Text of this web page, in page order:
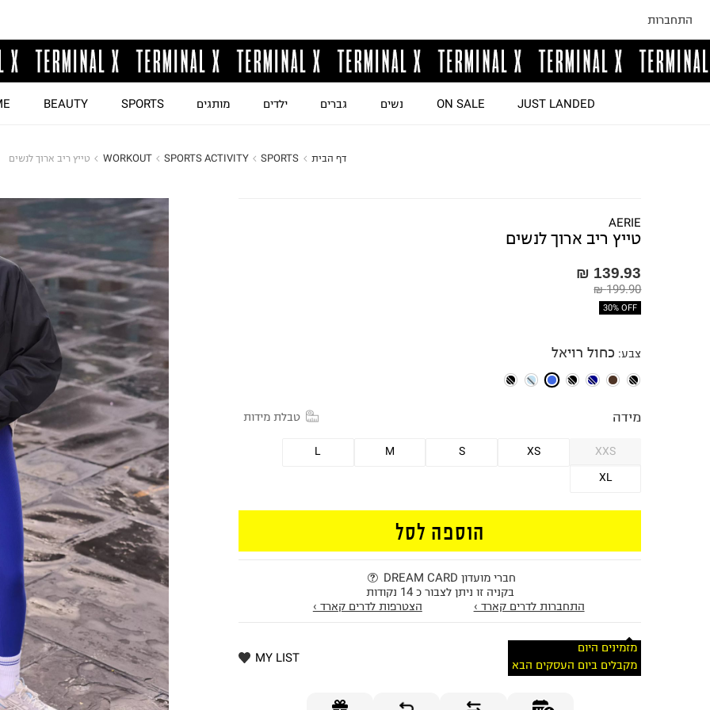
התחברות
JUST LANDED
ON SALE נשים גברים ילדים מותגים SPORTS
BEAUTY
דף הבית SPORTS
SPORTS ACTIVITY
WORKOUT טייץ ריב ארוך לנשים
AERIE
טייץ ריב ארוך לנשים
139.93 ₪
199.90 ₪
30% OFF
צבע: כחול רויאל
מידה טבלת מידות
XXS
XS
S
M
L
XL
הוספה לסל
חברי מועדון DREAM CARD
בקניה זו ניתן לצבור כ 14 נקודות
התחברות לדרים קארד ›
הצטרפות לדרים קארד ›
מזמינים היום
מקבלים ביום העסקים הבא
MY LIST